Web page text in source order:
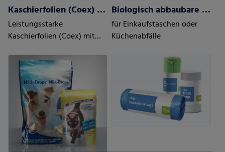
Kaschierfolien (Coex) mit/ohne Barriere
Leistungsstarke
Kaschierfolien (Coex) mit
Biologisch abbaubare Beutel
für Einkaufstaschen oder
Küchenabfälle